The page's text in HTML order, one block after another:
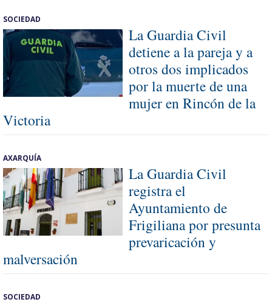
SOCIEDAD
La Guardia Civil
detiene a la pareja y a
otros dos implicados
por la muerte de una
mujer en Rincón de la
Victoria
AXARQUÍA
La Guardia Civil
registra el
Ayuntamiento de
Frigiliana por presunta
prevaricación y
malversación
SOCIEDAD